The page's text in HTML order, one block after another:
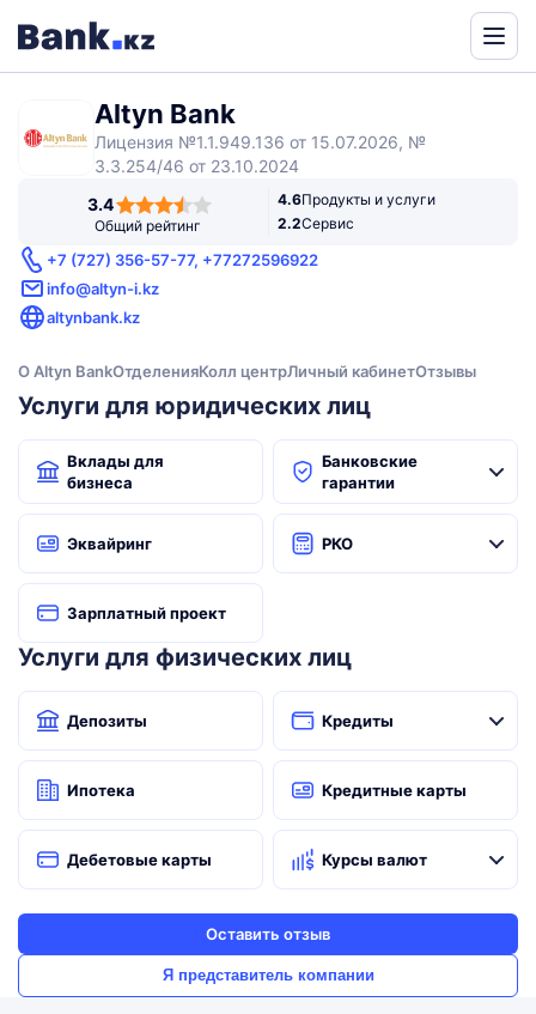
Altyn Bank
Лицензия №1.1.949.136 от 15.07.2026, №
3.3.254/46 от 23.10.2024
3.4
Общий рейтинг
4.6Продукты и услуги
2.2Сервис
+7 (727) 356-57-77, +77272596922
info@altyn-i.kz
altynbank.kz
О Altyn BankОтделенияКолл центрЛичный кабинетОтзывы
Услуги для юридических лиц
Вклады для
бизнеса
Банковские
гарантии
Эквайринг РКО
Зарплатный проект
Услуги для физических лиц
Депозиты Кредиты
Ипотека Кредитные карты
Дебетовые карты Курсы валют
Оставить отзыв
Я представитель компании